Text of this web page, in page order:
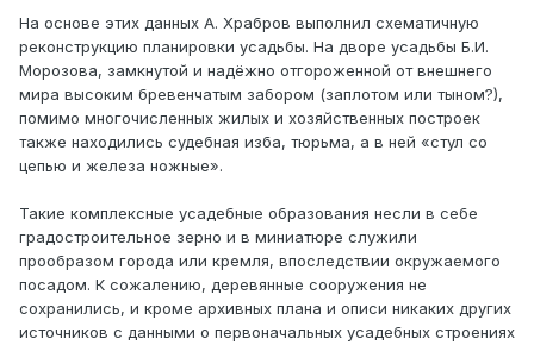
На основе этих данных А. Храбров выполнил схематичную
реконструкцию планировки усадьбы. На дворе усадьбы Б.И.
Морозова, замкнутой и надёжно отгороженной от внешнего
мира высоким бревенчатым забором (заплотом или тыном?),
помимо многочисленных жилых и хозяйственных построек
также находились судебная изба, тюрьма, а в ней «стул со
цепью и железа ножные».
Такие комплексные усадебные образования несли в себе
градостроительное зерно и в миниатюре служили
прообразом города или кремля, впоследствии окружаемого
посадом. К сожалению, деревянные сооружения не
сохранились, и кроме архивных плана и описи никаких других
источников с данными о первоначальных усадебных строениях